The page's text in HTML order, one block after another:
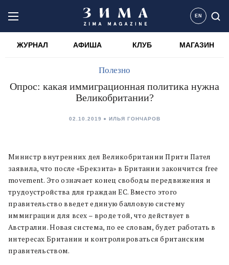
EN
ЖУРНАЛ АФИША КЛУБ МАГАЗИН
Полезно
Опрос: какая иммиграционная политика нужна
Великобритании?
02.10.2019 ИЛЬЯ ГОНЧАРОВ
Министр внутренних дел Великобритании Прити Пател
заявила, что после «Брекзита» в Британии закончится free
movement. Это означает конец свободы передвижения и
трудоустройства для граждан ЕС. Вместо этого
правительство введет единую балловую систему
иммиграции для всех – вроде той, что действует в
Австралии. Новая система, по ее словам, будет работать в
интересах Британии и контролироваться британским
правительством.